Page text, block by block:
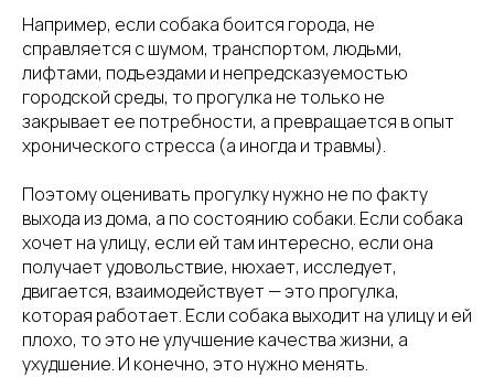
Например, если собака боится города, не
справляется с шумом, транспортом, людьми,
лифтами, подъездами и непредсказуемостью
городской среды, то прогулка не только не
закрывает ее потребности, а превращается в опыт
хронического стресса (а иногда и травмы).
Поэтому оценивать прогулку нужно не по факту
выхода из дома, а по состоянию собаки. Если собака
хочет на улицу, если ей там интересно, если она
получает удовольствие, нюхает, исследует,
двигается, взаимодействует — это прогулка,
которая работает. Если собака выходит на улицу и ей
плохо, то это не улучшение качества жизни, а
ухудшение. И конечно, это нужно менять.